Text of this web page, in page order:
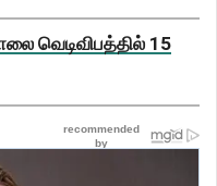
வெடிவிபத்தில் 15